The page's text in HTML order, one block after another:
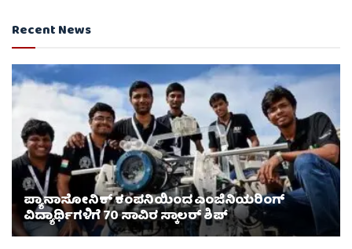
Recent News
ಪ್ಯಾನಾಸೋನಿಕ್ ಕಂಪನಿಯಿಂದ ಎಂಜಿನಿಯರಿಂಗ್
ವಿದ್ಯಾರ್ಥಿಗಳಿಗೆ 70 ಸಾವಿರ ಸ್ಕಾಲರ್ ಶಿಪ್